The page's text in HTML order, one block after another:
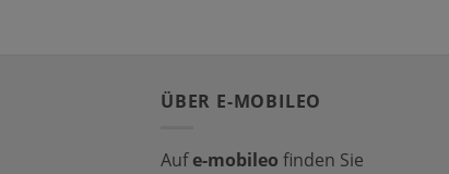
ÜBER E-MOBILEO
Aufe-mobileo finden Sie